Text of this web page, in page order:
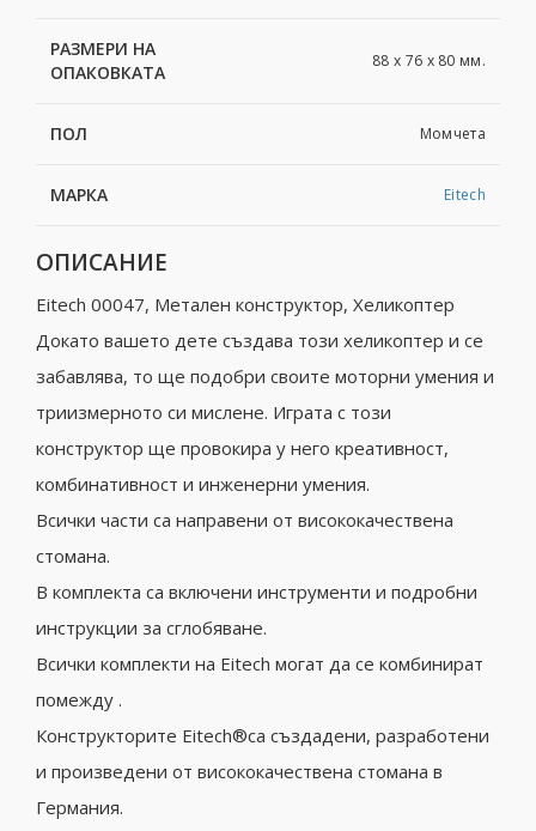
РАЗМЕРИ НА
ОПАКОВКАТА
88 x 76 x 80 мм.
ПОЛ Момчета
МАРКА Eitech
ОПИСАНИЕ
Eitech 00047, Метален конструктор, Хеликоптер
Докато вашето дете създава този хеликоптер и се
забавлява, то ще подобри своите моторни умения и
триизмерното си мислене. Играта с този
конструктор ще провокира у него креативност,
комбинативност и инженерни умения.
Всички части са направени от висококачествена
стомана.
В комплекта са включени инструменти и подробни
инструкции за сглобяване.
Всички комплекти на Eitech могат да се комбинират
помежду .
Конструкторите Eitech®са създадени, разработени
и произведени от висококачествена стомана в
Германия.